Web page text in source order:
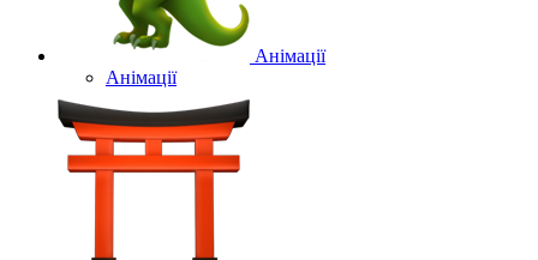
Анімації
Анімації